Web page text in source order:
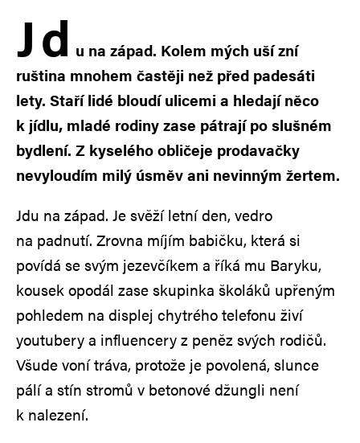
Jd u na západ. Kolem mých uší zní
ruština mnohem častěji než před padesáti
lety. Staří lidé bloudí ulicemi a hledají něco
k jídlu, mladé rodiny zase pátrají po slušném
bydlení. Z kyselého obličeje prodavačky
nevyloudím milý úsměv ani nevinným žertem.
Jdu na západ. Je svěží letní den, vedro
na padnutí. Zrovna míjím babičku, která si
povídá se svým jezevčíkem a říká mu Baryku,
kousek opodál zase skupinka školáků upřeným
pohledem na displej chytrého telefonu živí
youtubery a influencery z peněz svých rodičů.
Všude voní tráva, protože je povolená, slunce
pálí a stín stromů v betonové džungli není
k nalezení.